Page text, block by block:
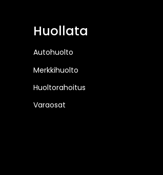
Huollata
Autohuolto
Merkkihuolto
Huoltorahoitus
Varaosat